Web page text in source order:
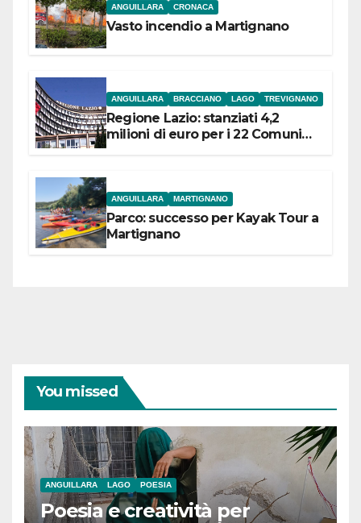
ANGUILLARA CRONACA
Vasto incendio a Martignano
ANGUILLARA BRACCIANO LAGO TREVIGNANO
Regione Lazio: stanziati 4,2
milioni di euro per i 22 Comuni
ANGUILLARA MARTIGNANO
Parco: successo per Kayak Tour a
Martignano
You missed
ANGUILLARA LAGO POESIA
Poesia e creatività per